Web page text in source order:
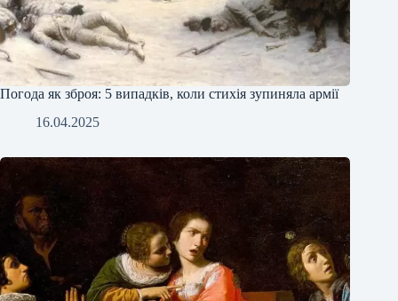
Погода як зброя: 5 випадків, коли стихія зупиняла армії
16.04.2025